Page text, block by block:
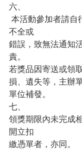
六、
本活動參加者請自
不全或
錯誤，致無法通知
責。
若獎品因寄送或領
損、遺失等，主辦
單位補發。
七、
領獎期限內未完成
開立扣
繳憑單者，亦同。